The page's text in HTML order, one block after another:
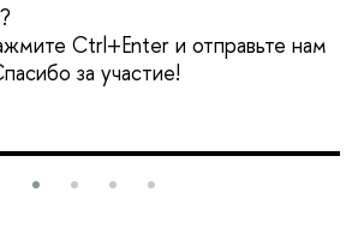
?
Ctrl+Enter и отправьте нам
за участие!